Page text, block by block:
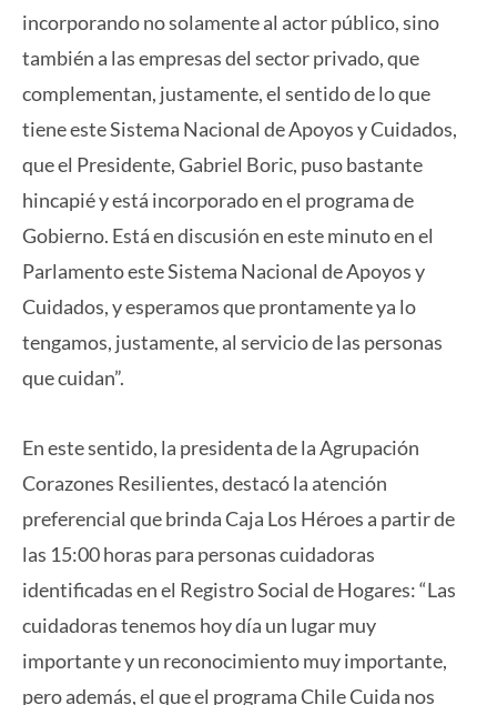
incorporando no solamente al actor público, sino
también a las empresas del sector privado, que
complementan, justamente, el sentido de lo que
tiene este Sistema Nacional de Apoyos y Cuidados,
que el Presidente, Gabriel Boric, puso bastante
hincapié y está incorporado en el programa de
Gobierno. Está en discusión en este minuto en el
Parlamento este Sistema Nacional de Apoyos y
Cuidados, y esperamos que prontamente ya lo
tengamos, justamente, al servicio de las personas
que cuidan”.
En este sentido, la presidenta de la Agrupación
Corazones Resilientes, destacó la atención
preferencial que brinda Caja Los Héroes a partir de
las 15:00 horas para personas cuidadoras
identificadas en el Registro Social de Hogares: “Las
cuidadoras tenemos hoy día un lugar muy
importante y un reconocimiento muy importante,
pero además, el que el programa Chile Cuida nos